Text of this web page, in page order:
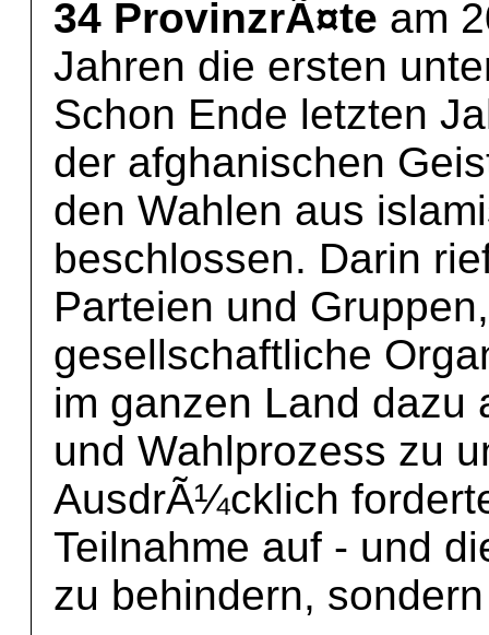
34 ProvinzrÃ¤te am
Jahren die ersten
Schon Ende letzten
der afghanischen
den Wahlen aus
beschlossen. Darin
Parteien und
gesellschaftliche
im ganzen Land dazu
und Wahlprozess zu
AusdrÃ¼cklich
Teilnahme auf - und
zu behindern,